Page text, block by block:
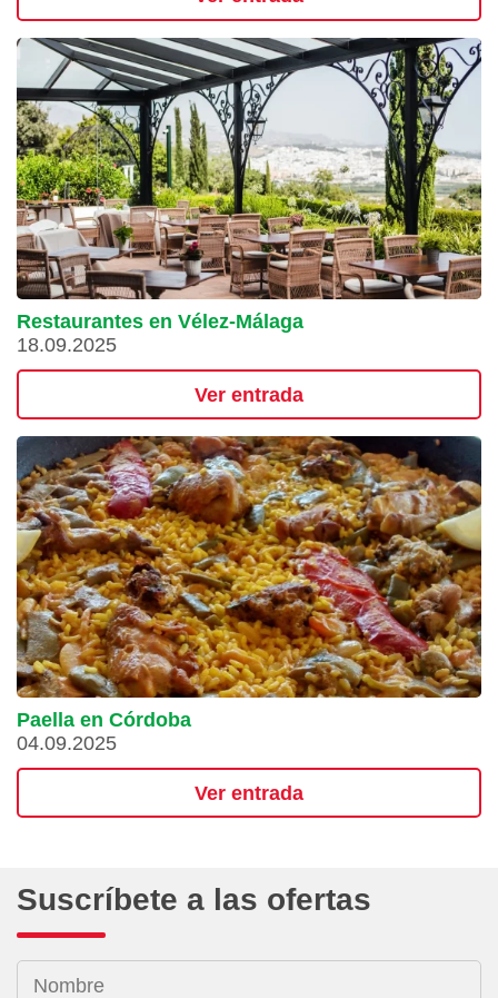
Restaurantes en Vélez-Málaga
18.09.2025
Ver entrada
Paella en Córdoba
04.09.2025
Ver entrada
Suscríbete a las ofertas
Nombre